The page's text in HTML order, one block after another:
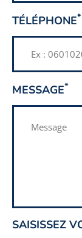
TÉLÉPHONE*
MESSAGE*
SAISISSEZ